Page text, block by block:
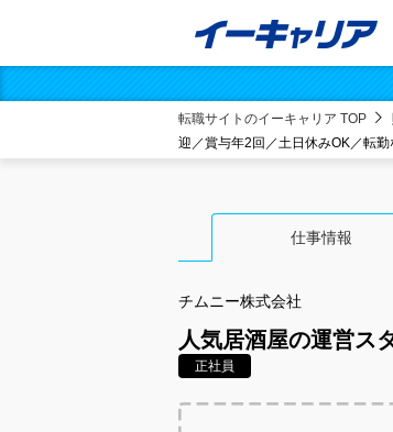
転職サイトのイーキャリア TOP
迎／賞与年2回／土日休みOK／転
仕事情報
チムニー株式会社
人気居酒屋の運営ス
正社員